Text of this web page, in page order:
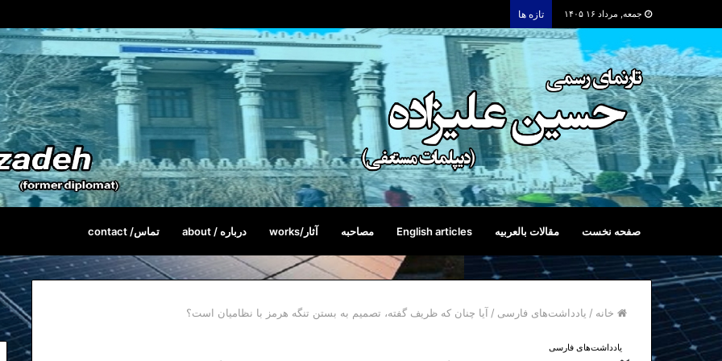
جمعه, مرداد ۱۶ ۱۴۰۵ تازه ها
صفحه نخست مقالات بالعربیه English articles مصاحبه آثار/works درباره / about تماس/ contact
خانه / یادداشت‌های فارسی / آیا چنان که ظریف گفته، تصمیم به بستن تنگه هرمز با نظامیان است؟
یادداشت‌های فارسی